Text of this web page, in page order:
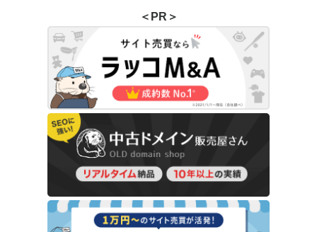
＜PR＞